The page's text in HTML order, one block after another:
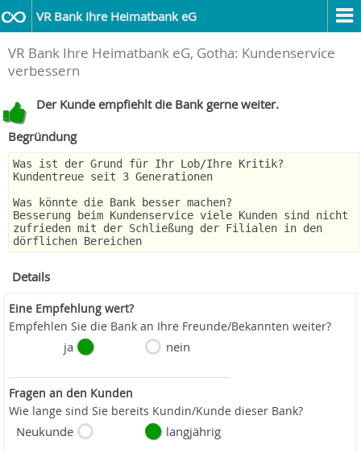
VR Bank Ihre Heimatbank eG
VR Bank Ihre Heimatbank eG, Gotha: Kundenservice
verbessern
Der Kunde empfiehlt die Bank gerne weiter.
Begründung
Was ist der Grund für Ihr Lob/Ihre Kritik?
Kundentreue seit 3 Generationen
Was könnte die Bank besser machen?
Besserung beim Kundenservice viele Kunden sind nicht
zufrieden mit der Schließung der Filialen in den
dörflichen Bereichen
Details
Eine Empfehlung wert?
Empfehlen Sie die Bank an Ihre Freunde/Bekannten weiter?
ja nein
Fragen an den Kunden
Wie lange sind Sie bereits Kundin/Kunde dieser Bank?
Neukunde langjährig